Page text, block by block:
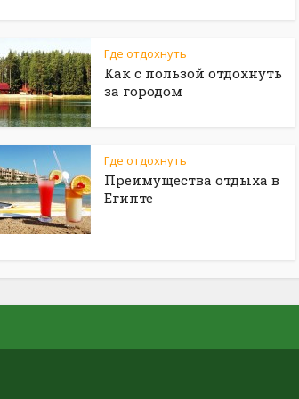
Где отдохнуть
Как с пользой отдохнуть
за городом
Где отдохнуть
Преимущества отдыха в
Египте